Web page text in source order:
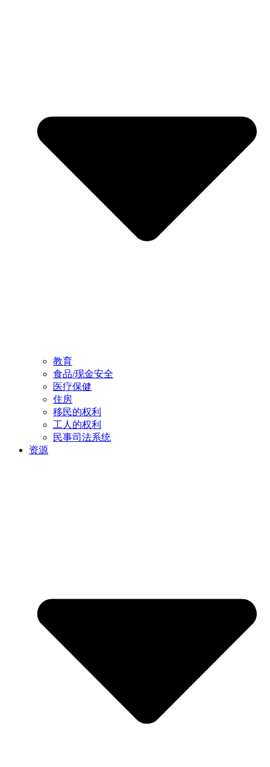
教育
食品/现金安全
医疗保健
住房
移民的权利
工人的权利
民事司法系统
资源